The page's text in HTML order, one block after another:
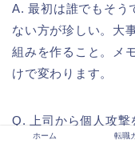
A. 最初は誰でもそう
ない方が珍しい。大
組みを作ること。メ
けで変わります。
Q. 上司から個人攻撃
A. 指導と人格否定
ホーム 転職